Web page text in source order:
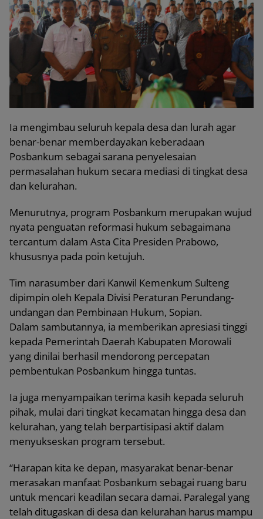
Ia mengimbau seluruh kepala desa dan lurah agar
benar-benar memberdayakan keberadaan
Posbankum sebagai sarana penyelesaian
permasalahan hukum secara mediasi di tingkat desa
dan kelurahan.
Menurutnya, program Posbankum merupakan wujud
nyata penguatan reformasi hukum sebagaimana
tercantum dalam Asta Cita Presiden Prabowo,
khususnya pada poin ketujuh.
Tim narasumber dari Kanwil Kemenkum Sulteng
dipimpin oleh Kepala Divisi Peraturan Perundang-
undangan dan Pembinaan Hukum, Sopian.
Dalam sambutannya, ia memberikan apresiasi tinggi
kepada Pemerintah Daerah Kabupaten Morowali
yang dinilai berhasil mendorong percepatan
pembentukan Posbankum hingga tuntas.
Ia juga menyampaikan terima kasih kepada seluruh
pihak, mulai dari tingkat kecamatan hingga desa dan
kelurahan, yang telah berpartisipasi aktif dalam
menyukseskan program tersebut.
“Harapan kita ke depan, masyarakat benar-benar
merasakan manfaat Posbankum sebagai ruang baru
untuk mencari keadilan secara damai. Paralegal yang
telah ditugaskan di desa dan kelurahan harus mampu